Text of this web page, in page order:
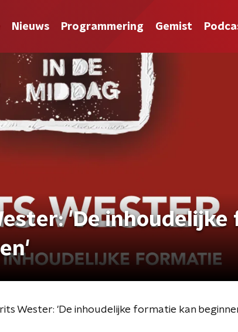
Nieuws Programmering Gemist
'De inhoudelijke
Wester: 'De inhoudelijke formatie kan